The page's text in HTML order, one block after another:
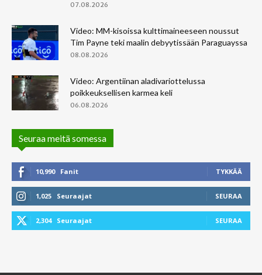
07.08.2026
Video: MM-kisoissa kulttimaineeseen noussut
Tim Payne teki maalin debyytissään Paraguayssa
08.08.2026
Video: Argentiinan aladivariottelussa
poikkeuksellisen karmea keli
06.08.2026
Seuraa meitä somessa
10,990 Fanit TYKKÄÄ
1,025 Seuraajat SEURAA
2,304 Seuraajat SEURAA